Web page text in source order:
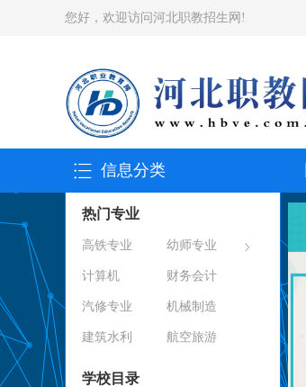
您好，欢迎访问河北职教招生网!
信息分类
热门专业
高铁专业 幼师专业
计算机 财务会计
汽修专业 机械制造
建筑水利 航空旅游
学校目录